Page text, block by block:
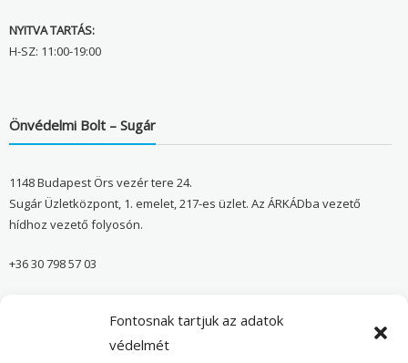
Fontosnak tartjuk az adatok
védelmét
NYITVA TARTÁS:
H-SZ: 11:00-19:00
Önvédelmi Bolt – Sugár
1148 Budapest Örs vezér tere 24.
Sugár Üzletközpont, 1. emelet, 217-es üzlet. Az ÁRKÁDba vezető
hídhoz vezető folyosón.
+36 30 798 57 03